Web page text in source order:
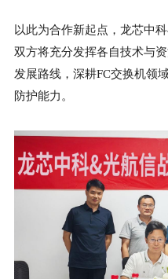
以此为合作新起点，龙芯中
双方将充分发挥各自技术与
发展路线，深耕FC交换机领
防护能力。